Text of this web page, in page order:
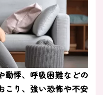
動悸、呼吸困難などの
こり、強い恐怖や不安